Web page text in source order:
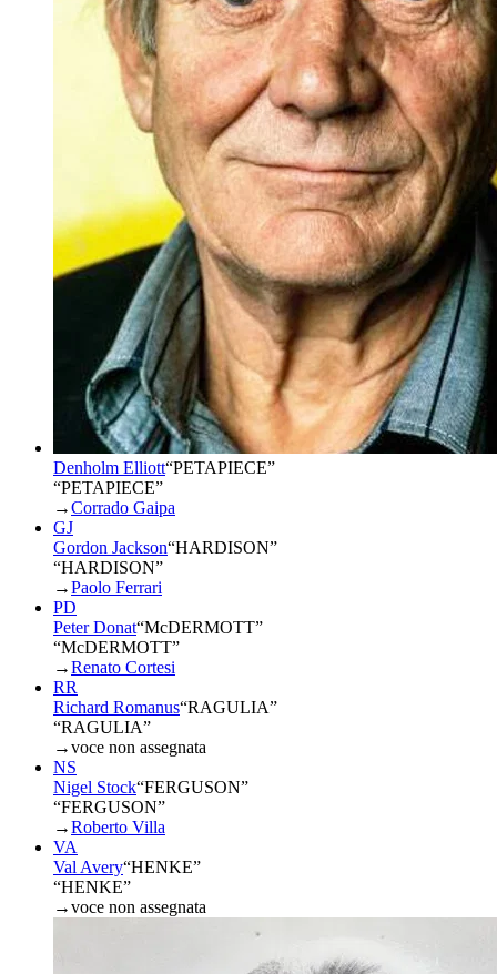
Denholm Elliott“PETAPIECE”
“PETAPIECE”
→Corrado Gaipa
GJ
Gordon Jackson“HARDISON”
“HARDISON”
→Paolo Ferrari
PD
Peter Donat“McDERMOTT”
“McDERMOTT”
→Renato Cortesi
RR
Richard Romanus“RAGULIA”
“RAGULIA”
→voce non assegnata
NS
Nigel Stock“FERGUSON”
“FERGUSON”
→Roberto Villa
VA
Val Avery“HENKE”
“HENKE”
→voce non assegnata